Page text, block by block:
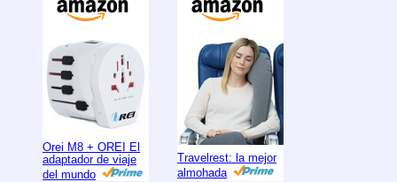
Orei M8 + OREI El
adaptador de viaje
del mundo
Travelrest: la mejor
almohada